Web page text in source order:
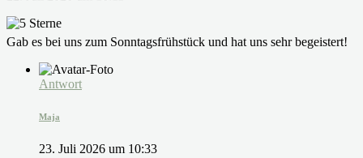
Gab es bei uns zum Sonntagsfrühstück und hat uns sehr begeistert!
Antwort
Maja
23. Juli 2026 um 10:33